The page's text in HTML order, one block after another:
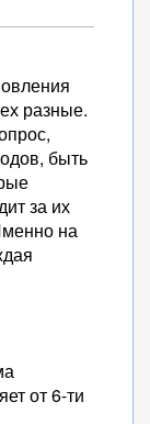
разные.
быть
за их
на
от 6-ти